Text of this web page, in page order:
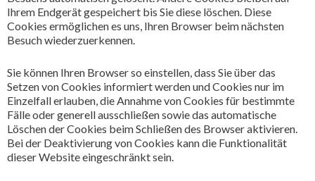
Ihrem Endgerät gespeichert bis Sie diese löschen. Diese
Cookies ermöglichen es uns, Ihren Browser beim nächsten
Besuch wiederzuerkennen.
Sie können Ihren Browser so einstellen, dass Sie über das
Setzen von Cookies informiert werden und Cookies nur im
Einzelfall erlauben, die Annahme von Cookies für bestimmte
Fälle oder generell ausschließen sowie das automatische
Löschen der Cookies beim Schließen des Browser aktivieren.
Bei der Deaktivierung von Cookies kann die Funktionalität
dieser Website eingeschränkt sein.